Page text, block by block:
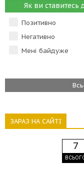
Як ви ставитесь
Позитивно
Негативно
Мені байдуже
ЗАРАЗ НА САЙТІ
7